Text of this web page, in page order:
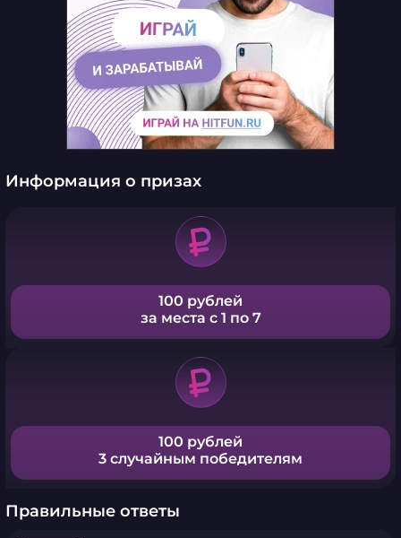
Информация о призах
100 рублей
за места с 1 по 7
100 рублей
3 случайным победителям
Правильные ответы